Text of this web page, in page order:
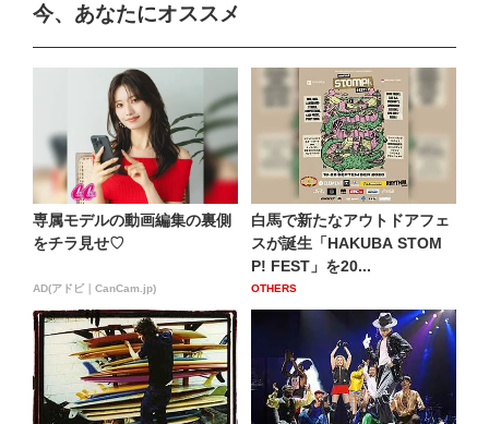
今、あなたにオススメ
専属モデルの動画編集の裏側
をチラ見せ♡
AD(アドビ｜CanCam.jp)
白馬で新たなアウトドアフェ
スが誕生「HAKUBA STOM
P! FEST」を20...
OTHERS